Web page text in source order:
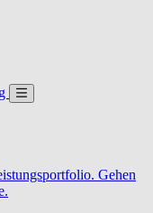
Gehen